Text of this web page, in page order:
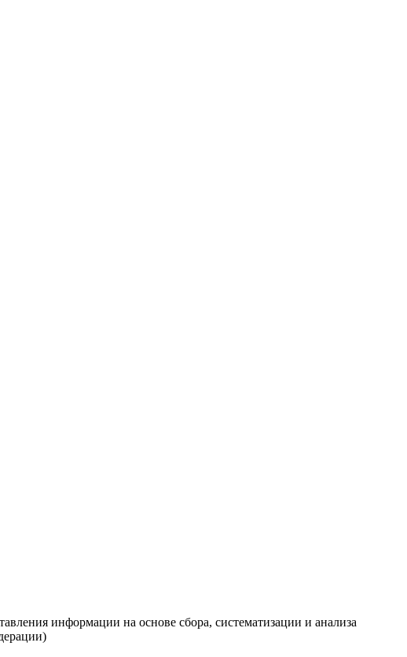
информации на основе сбора, систематизации и анализа